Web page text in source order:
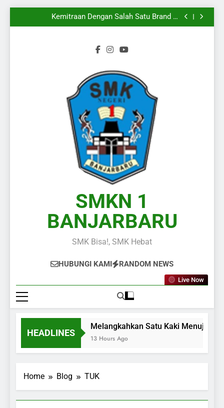
Mengiringi
Melangkahkan Satu Kaki Menuju Dunia Kerja
Yang Sesungguhnya
Kemitraan Dengan Salah Satu Brand di
Kalimantan Selatan
Wakili Kalimantan Selatan pada Presentasi KPLB
Melangkahkan Satu Kaki Menuju Dunia Kerja
Yang Sesungguhnya
Kemitraan Dengan Salah Satu Brand di
BKN Periode Agustus 2026
Langkah Baru Dimulai, Semangat Baru Pun
SMKN 1
BANJARBARU
SMK Bisa!, SMK Hebat
HUBUNGI KAMI RANDOM NEWS
Live Now
HEADLINES
Melangkahkan Satu Kaki Menuju
13 Hours Ago
Home Blog TUK